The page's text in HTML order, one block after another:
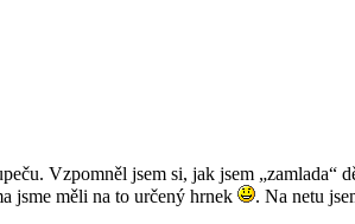
Vzpomněl jsem si, jak jsem „zamlada“
jsme měli na to určený hrnek
. Na netu